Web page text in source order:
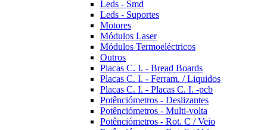
Leds - Smd
Leds - Suportes
Motores
Módulos Laser
Módulos Termoeléctricos
Outros
Placas C. I. - Bread Boards
Placas C. I. - Ferram. / Liquidos
Placas C. I. - Placas C. I. -pcb
Potênciómetros - Deslizantes
Potênciómetros - Multi-volta
Potênciómetros - Rot. C / Veio